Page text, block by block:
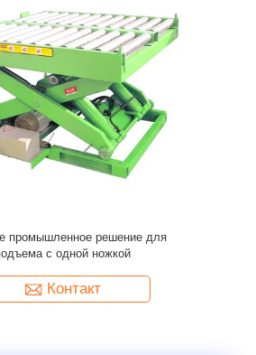
промышленное решение для
с одной ножкой
Контакт